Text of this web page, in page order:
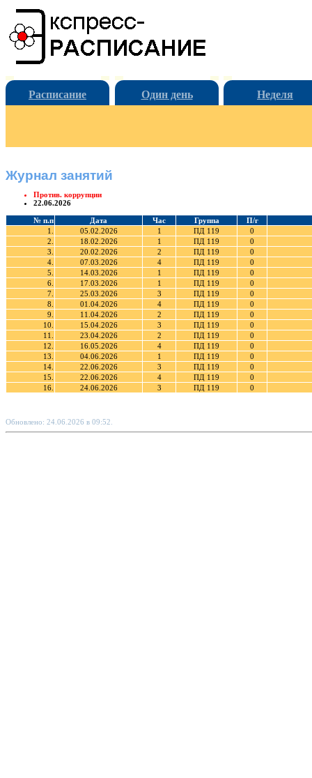
Расписание Один день Неделя
Журнал занятий
Против. коррупции
22.06.2026
№ п.п Дата Час Группа
П/г
1.
05.02.2026 1 ПД 119
0
2.
18.02.2026 1 ПД 119
0
3.
20.02.2026 2 ПД 119
0
4.
07.03.2026 4 ПД 119
0
5.
14.03.2026 1 ПД 119
0
6.
17.03.2026 1 ПД 119
0
7.
25.03.2026 3 ПД 119
0
8.
01.04.2026 4 ПД 119
0
9.
11.04.2026 2 ПД 119
0
10.
15.04.2026 3 ПД 119
0
11.
23.04.2026 2 ПД 119
0
12.
16.05.2026 4 ПД 119
0
13.
04.06.2026 1 ПД 119
0
14.
22.06.2026 3 ПД 119
0
15.
22.06.2026 4 ПД 119
0
16.
24.06.2026 3 ПД 119 0
Обновлено: 24.06.2026 в 09:52.